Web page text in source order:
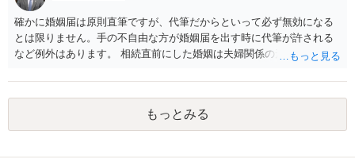
確かに婚姻届は原則直筆ですが、代筆だからといって必ず無効になる
とは限りません。手の不自由な方が婚姻届を出す時に代筆が許される
など例外はあります。 相続直前にした婚姻は夫婦関係の形成を目的と
わかりません、分かりやすく解説していただけませんでしょうか？ →
婚姻が成立するには二つの要素が必要と言われております。一つは届
出ですが、もう一つは双方の婚姻意思です。 婚姻意思は、夫婦として
相互に助け合いながら生活していく意思というとイメージしやすいか
もっとみる